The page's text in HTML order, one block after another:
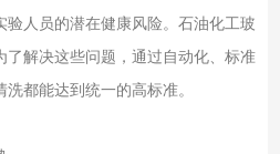
验人员的潜在健康风险。石油化工玻
了解决这些问题，通过自动化、标准
都能达到统一的高标准。